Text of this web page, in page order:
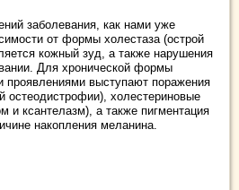
заболевания, как нами уже
от формы холестаза (острой
кожный зуд, а также нарушения
Для хронической формы
проявлениями выступают поражения
остеодистрофии), холестериновые
и ксантелазм), а также пигментация
накопления меланина.